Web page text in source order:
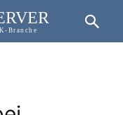
Branche